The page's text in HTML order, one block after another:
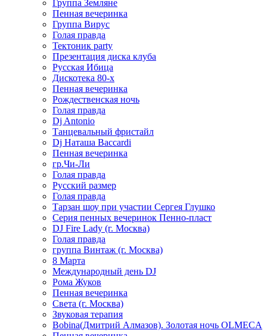
Группа Земляне
Пенная вечеринка
Группа Вирус
Голая правда
Тектоник party
Презентация диска клуба
Русская Ибица
Дискотека 80-х
Пенная вечеринка
Рождественская ночь
Голая правда
Dj Antonio
Танцевальный фристайл
Dj Наташа Baccardi
Пенная вечеринка
гр.Чи-Ли
Голая правда
Русский размер
Голая правда
Тарзан шоу при участии Сергея Глушко
Серия пенных вечеринок Пенно-пласт
DJ Fire Lady (г. Москва)
Голая правда
группа Винтаж (г. Москва)
8 Марта
Международный день DJ
Рома Жуков
Пенная вечеринка
Света (г. Москва)
Звуковая терапия
Bobina(Дмитрий Алмазов). Золотая ночь OLMECA